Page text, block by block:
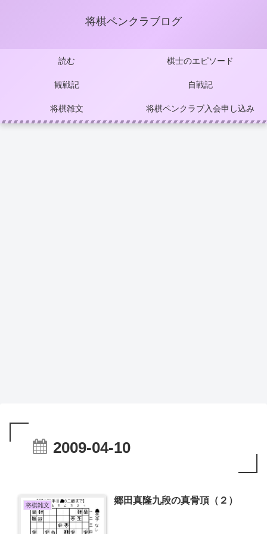
将棋ペンクラブログ
読む 棋士のエピソード
観戦記 自戦記
将棋雑文 将棋ペンクラブ入会申し込み
2009-04-10
将棋雑文 郷田真隆九段の真骨頂（２）